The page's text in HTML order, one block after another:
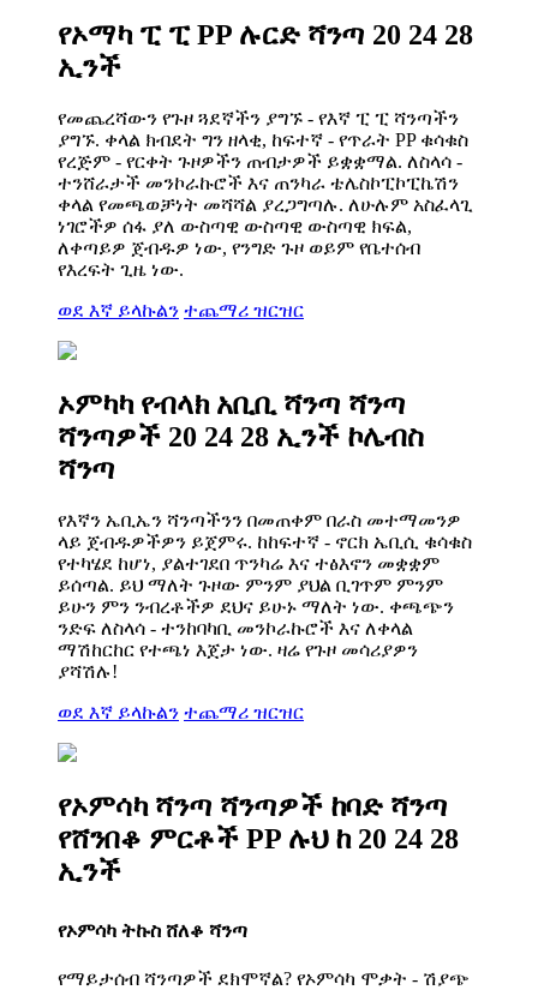
የኦማካ ፒ ፒ PP ሉርድ ሻንጣ 20 24 28
ኢንች
የመጨረሻውን የጉዞ ጓደኛችን ያግኙ - የእኛ ፒ ፒ ሻንጣችን
ያግኙ. ቀላል ክብደት ግን ዘላቂ, ከፍተኛ - የጥራት PP ቁሳቁስ
የረጅም - የርቀት ጉዞዎችን ጠብታዎች ይቋቋማል. ለስላሳ -
ተንሸራታች መንኮራኩሮች እና ጠንካራ ቴሌስኮፒኮፒኬሽን
ቀላል የመጫወቻነት መሻሻል ያረጋግጣሉ. ለሁሉም አስፈላጊ
ነገሮችዎ ሰፋ ያለ ውስጣዊ ውስጣዊ ውስጣዊ ክፍል,
ለቀጣይዎ ጀብዱዎ ነው, የንግድ ጉዞ ወይም የቤተሰብ
የእረፍት ጊዜ ነው.
ወደ እኛ ይላኩልን ተጨማሪ ዝርዝር
ኦምካካ የብላክ አቢቢ ሻንጣ ሻንጣ
ሻንጣዎች 20 24 28 ኢንች ኮሌብስ
ሻንጣ
የእኛን ኤቢኤን ሻንጣችንን በመጠቀም በራስ መተማመንዎ
ላይ ጀብዱዎችዎን ይጀምሩ. ከከፍተኛ - ኖርክ ኤቢሲ ቁሳቁስ
የተካሄደ ከሆነ, ያልተገደበ ጥንካሬ እና ተፅእኖን መቋቋም
ይሰጣል. ይህ ማለት ጉዞው ምንም ያህል ቢገጥም ምንም
ይሁን ምን ንብረቶችዎ ደህና ይሁኑ ማለት ነው. ቀጫጭን
ንድፍ ለስላሳ - ተንከባካቢ መንኮራኩሮች እና ለቀላል
ማሽከርከር የተጫነ እጀታ ነው. ዛሬ የጉዞ መሳሪያዎን
ያሻሽሉ!
ወደ እኛ ይላኩልን ተጨማሪ ዝርዝር
የኦምሳካ ሻንጣ ሻንጣዎች ከባድ ሻንጣ
የሸንበቆ ምርቶች PP ሉህ ከ 20 24 28
ኢንች
የኦምሳካ ትኩስ ሸለቆ ሻንጣ
የማይታሰብ ሻንጣዎች ደክሞኛል? የኦምሳካ ሞቃት - ሽያጭ